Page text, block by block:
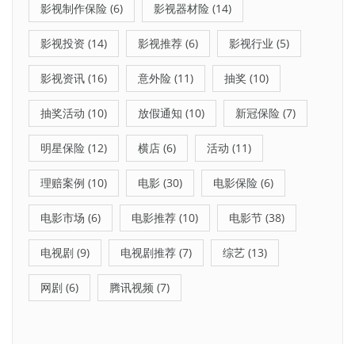
影视制作保险 (6) 影视器材险 (14)
影视投资 (14) 影视推荐 (6) 影视行业 (5)
影视资讯 (16) 意外险 (11) 抽奖 (10)
抽奖活动 (10) 放假通知 (10) 新冠保险 (7)
明星保险 (12) 横店 (6) 活动 (11)
理赔案例 (10) 电影 (30) 电影保险 (6)
电影市场 (6) 电影推荐 (10) 电影节 (38)
电视剧 (9) 电视剧推荐 (7) 综艺 (13)
网剧 (6) 腾讯视频 (7)